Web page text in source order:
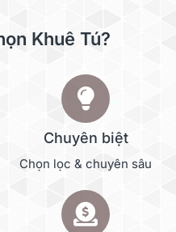
Khuê Tú?
Chuyên biệt
Chọn lọc & chuyên sâu